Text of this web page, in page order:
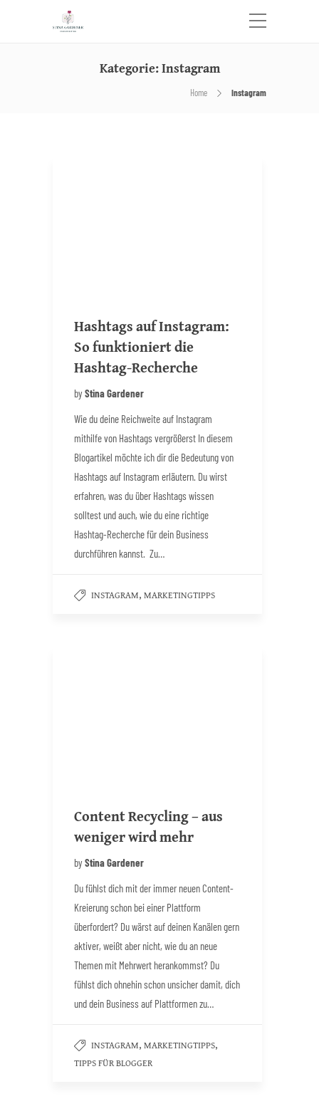
Kategorie:Instagram
Home Instagram
Hashtags auf Instagram:
So funktioniert die
Hashtag-Recherche
by Stina Gardener
Wie du deine Reichweite auf Instagram
mithilfe von Hashtags vergrößerst In diesem
Blogartikel möchte ich dir die Bedeutung von
Hashtags auf Instagram erläutern. Du wirst
erfahren, was du über Hashtags wissen
solltest und auch, wie du eine richtige
Hashtag-Recherche für dein Business
durchführen kannst. Zu…
INSTAGRAM, MARKETINGTIPPS
Content Recycling – aus
weniger wird mehr
by Stina Gardener
Du fühlst dich mit der immer neuen Content-
Kreierung schon bei einer Plattform
überfordert? Du wärst auf deinen Kanälen gern
aktiver, weißt aber nicht, wie du an neue
Themen mit Mehrwert herankommst? Du
fühlst dich ohnehin schon unsicher damit, dich
und dein Business auf Plattformen zu…
INSTAGRAM, MARKETINGTIPPS,
TIPPS FÜR BLOGGER